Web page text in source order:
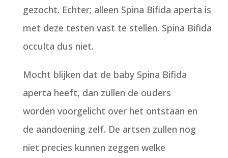
gezocht. Echter; alleen Spina Bifida aperta is
met deze testen vast te stellen. Spina Bifida
occulta dus niet.
Mocht blijken dat de baby Spina Bifida
aperta heeft, dan zullen de ouders
worden voorgelicht over het ontstaan en
de aandoening zelf. De artsen zullen nog
niet precies kunnen zeggen welke